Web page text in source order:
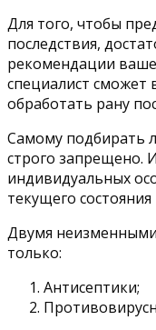
Для того, чтобы
последствия,
рекомендации
специалист сможет
обработать рану
Самому подбирать
строго запрещено.
индивидуальных
текущего
Двумя
только:
Антисептики;